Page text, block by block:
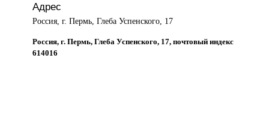
Адрес
Россия, г. Пермь, Глеба Успенского, 17
Россия, г. Пермь, Глеба Успенского, 17, почтовый индекс
614016